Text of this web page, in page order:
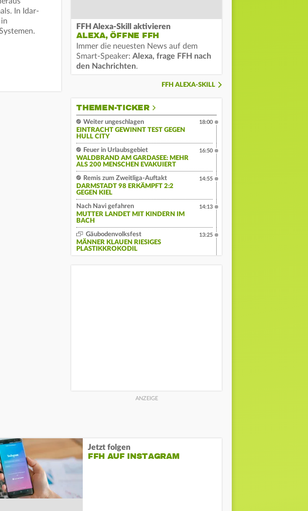
In Idar-
FFH Alexa-Skill aktivieren
ALEXA, ÖFFNE FFH
Immer die neuesten News auf dem
Smart-Speaker: Alexa, frage FFH nach
den Nachrichten.
FFH ALEXA-SKILL
THEMEN-TICKER
Weiter ungeschlagen
EINTRACHT GEWINNT TEST GEGEN
HULL CITY
18:00
Feuer in Urlaubsgebiet
WALDBRAND AM GARDASEE: MEHR
ALS 200 MENSCHEN EVAKUIERT
16:50
Remis zum Zweitliga-Auftakt
DARMSTADT 98 ERKÄMPFT 2:2
GEGEN KIEL
14:55
Nach Navi gefahren
MUTTER LANDET MIT KINDERN IM
BACH
14:13
Gäubodenvolksfest
MÄNNER KLAUEN RIESIGES
PLASTIKKROKODIL
13:25
Jetzt folgen
FFH AUF INSTAGRAM